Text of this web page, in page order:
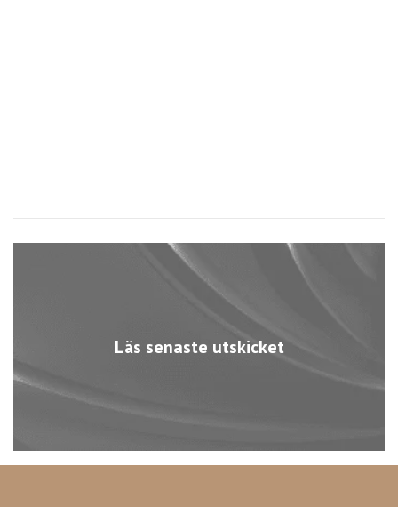
Läs senaste utskicket